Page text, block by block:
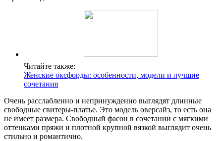
Читайте также:
Женские оксфорды: особенности, модели и лучшие
сочетания
Очень расслабленно и непринужденно выглядят длинные
свободные свитеры-платье. Это модель оверсайз, то есть она
не имеет размера. Свободный фасон в сочетании с мягкими
оттенками пряжи и плотной крупной вязкой выглядит очень
стильно и романтично.